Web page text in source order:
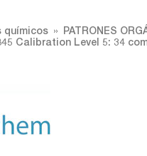
químicos
PATRONES
Calibration Level 5: 34